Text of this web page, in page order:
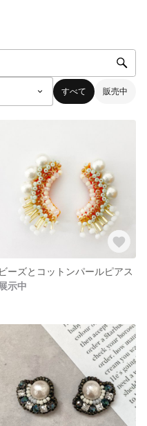
すべて 販売中
ビーズとコットンパールピアス
展示中